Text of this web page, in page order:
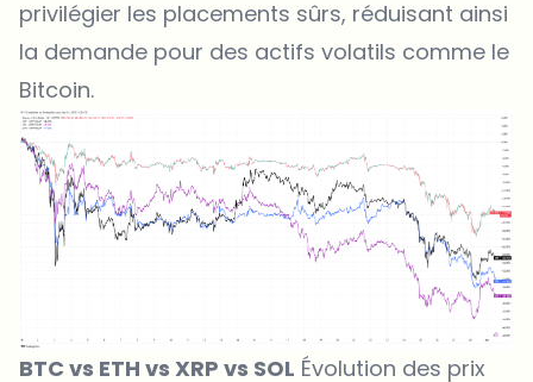
privilégier les placements sûrs, réduisant ainsi
la demande pour des actifs volatils comme le
Bitcoin.
BTC vs ETH vs XRP vs SOL Évolution des prix